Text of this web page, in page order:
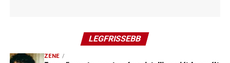
LEGFRISSEBB
ZENE